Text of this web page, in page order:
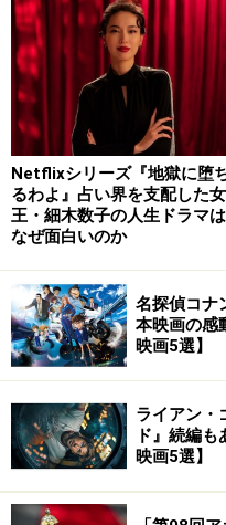
Netflixシリーズ『地獄に堕
るわよ』占い界を支配した女
王・細木数子の人生ドラマは
なぜ面白いのか
名探偵コナ
本映画の感
映画5選】
ライアン・
ド』続編
映画5選】